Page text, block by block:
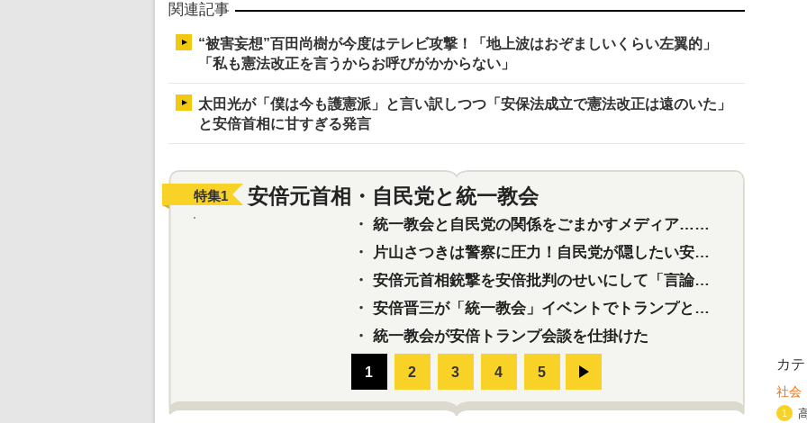
関連記事
“被害妄想”百田尚樹が今度はテレビ攻撃！「地上波はおぞましいくらい左翼的」
「私も憲法改正を言うからお呼びがかからない」
太田光が「僕は今も護憲派」と言い訳しつつ「安保法成立で憲法改正は遠のいた」
と安倍首相に甘すぎる発言
特集1 安倍元首相・自民党と統一教会
・ 統一教会と自民党の関係をごまかすメディア…民放は有田芳生に発言自粛を要求
・
片山さつきは警察に圧力！自民党が隠したい安倍元首相と統一教会の深い関係
・ 安倍元首相銃撃を安倍批判のせいにして「言論封殺」に利用する自民党応援団
・ 安倍晋三が「統一教会」イベントでトランプと演説！同性婚や夫婦別姓を攻撃
・ 統一教会が安倍トランプ会談を仕掛けた
カ
社会
1